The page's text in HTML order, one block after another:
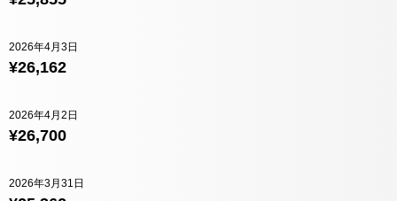
¥26,162
2026年4月3日
¥26,700
2026年4月2日
2026年3月31日